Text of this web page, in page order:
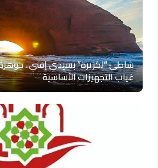
شاطئ “لكزيرة” بسيدي إفني..
غياب التجهيزات الأساسية